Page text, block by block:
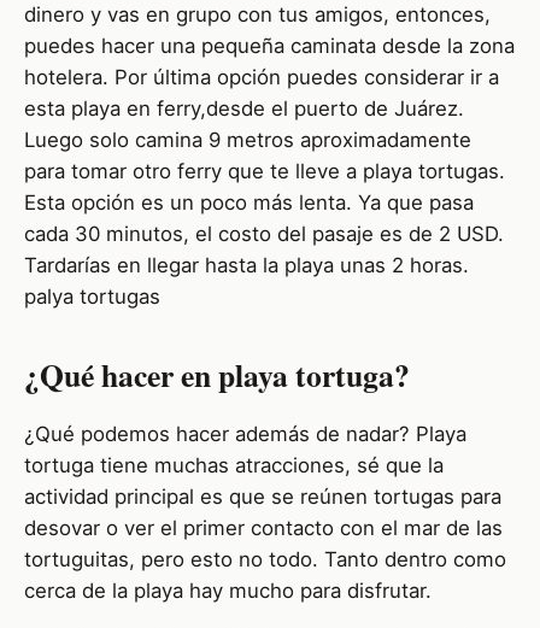
dinero y vas en grupo con tus amigos, entonces,
puedes hacer una pequeña caminata desde la zona
hotelera. Por última opción puedes considerar ir a
esta playa en ferry,desde el puerto de Juárez.
Luego solo camina 9 metros aproximadamente
para tomar otro ferry que te lleve a playa tortugas.
Esta opción es un poco más lenta. Ya que pasa
cada 30 minutos, el costo del pasaje es de 2 USD.
Tardarías en llegar hasta la playa unas 2 horas.
palya tortugas
¿Qué hacer en playa tortuga?
¿Qué podemos hacer además de nadar? Playa
tortuga tiene muchas atracciones, sé que la
actividad principal es que se reúnen tortugas para
desovar o ver el primer contacto con el mar de las
tortuguitas, pero esto no todo. Tanto dentro como
cerca de la playa hay mucho para disfrutar.